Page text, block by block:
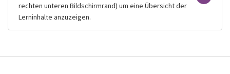
rechten unteren Bildschirmrand) um eine Übersicht der
Lerninhalte anzuzeigen.